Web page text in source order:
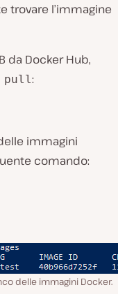
trovare l’immagine
da Docker Hub,
pull :
immagini
comando:
delle immagini Docker.